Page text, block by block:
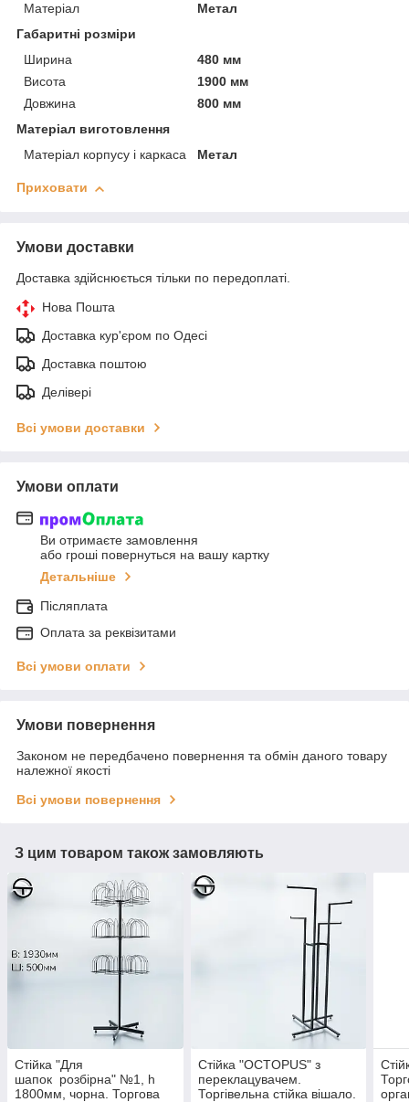
Матеріал
Метал
Габаритні розміри
Ширина
480 мм
Висота
1900 мм
Довжина
800 мм
Матеріал виготовлення
Матеріал корпусу і каркаса
Метал
Приховати
Умови доставки
Доставка здійснюється тільки по передоплаті.
Нова Пошта
Доставка кур'єром по Одесі
Доставка поштою
Делівері
Всі умови доставки
Умови оплати
Ви отримаєте замовлення
або гроші повернуться на вашу картку
Детальніше
Післяплата
Оплата за реквізитами
Всі умови оплати
Умови повернення
Законом не передбачено повернення та обмін даного товару
належної якості
Всі умови повернення
З цим товаром також замовляють
Стійка "Для
шапок розбірна" №1, h
1800мм, чорна. Торгова
Стійка "OCTOPUS" з
переклацувачем.
Торгівельна стійка вішало.